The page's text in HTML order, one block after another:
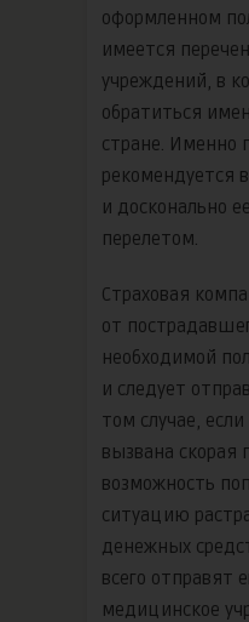
оформленном
имеется
учреждений, в
обратиться
стране. Именно
рекомендуется
и досконально
перелетом.
Страховая
от
необходимой
и следует
том случае,
вызвана
возможность
ситуацию
денежных
всего отправят
медицинское